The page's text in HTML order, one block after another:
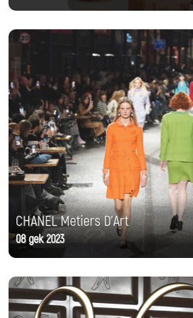
CHANEL Metiers D'Art
08 дек 2023